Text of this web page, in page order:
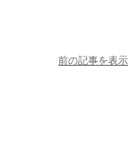
前の記事を表示